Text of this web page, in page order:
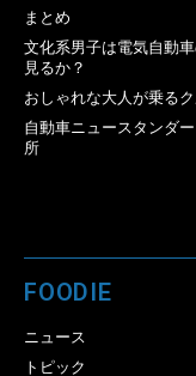
まとめ
文化系男子は電気自動
見るか？
おしゃれな大人が乗る
自動車ニュースタンダ
所
FOODIE
ニュース
トピック